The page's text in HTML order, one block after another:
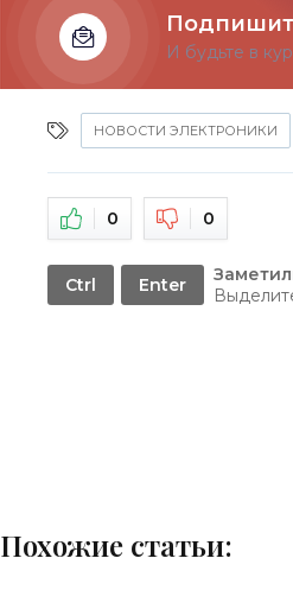
И будьте в
НОВОСТИ ЭЛЕКТРОНИКИ
0 0
Ctrl Enter
Похожие статьи: